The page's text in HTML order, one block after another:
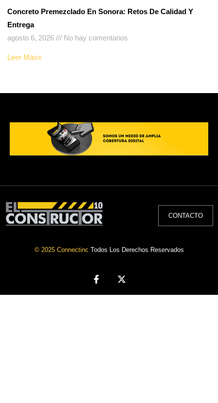
Concreto Premezclado En Sonora: Retos De Calidad Y
Entrega
agosto 6, 2026
No hay comentarios
Leer Más»
CONTACTO
© 2025 Connectinc Todos Los Derechos Reservados